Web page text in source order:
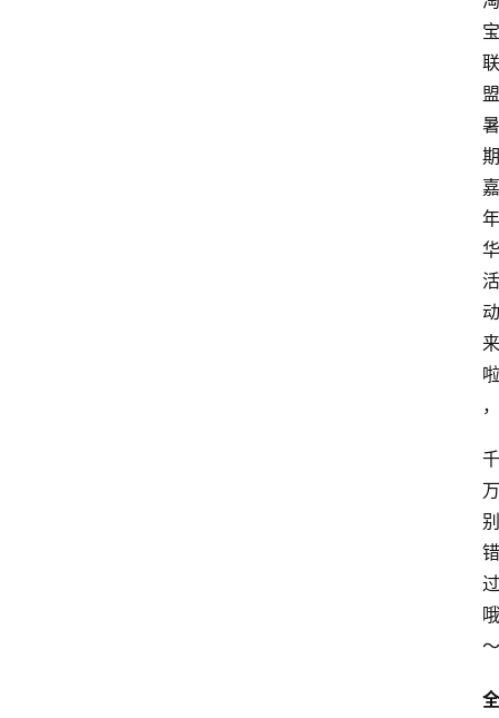
宝
联
盟
暑
期
嘉
年
华
活
动
来
啦
，
千
万
别
错
过
哦
～
全